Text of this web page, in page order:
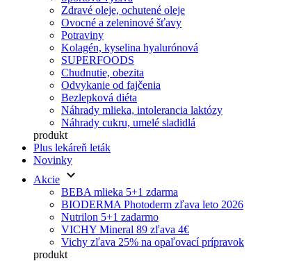
Zdravé oleje, ochutené oleje
Ovocné a zeleninové šťavy
Potraviny
Kolagén, kyselina hyalurónová
SUPERFOODS
Chudnutie, obezita
Odvykanie od fajčenia
Bezlepková diéta
Náhrady mlieka, intolerancia laktózy
Náhrady cukru, umelé sladidlá
produkt
Plus lekáreň leták
Novinky
Akcie keyboard_arrow_down
BEBA mlieka 5+1 zdarma
BIODERMA Photoderm zľava leto 2026
Nutrilon 5+1 zadarmo
VICHY Mineral 89 zľava 4€
Vichy zľava 25% na opaľovací prípravok
produkt